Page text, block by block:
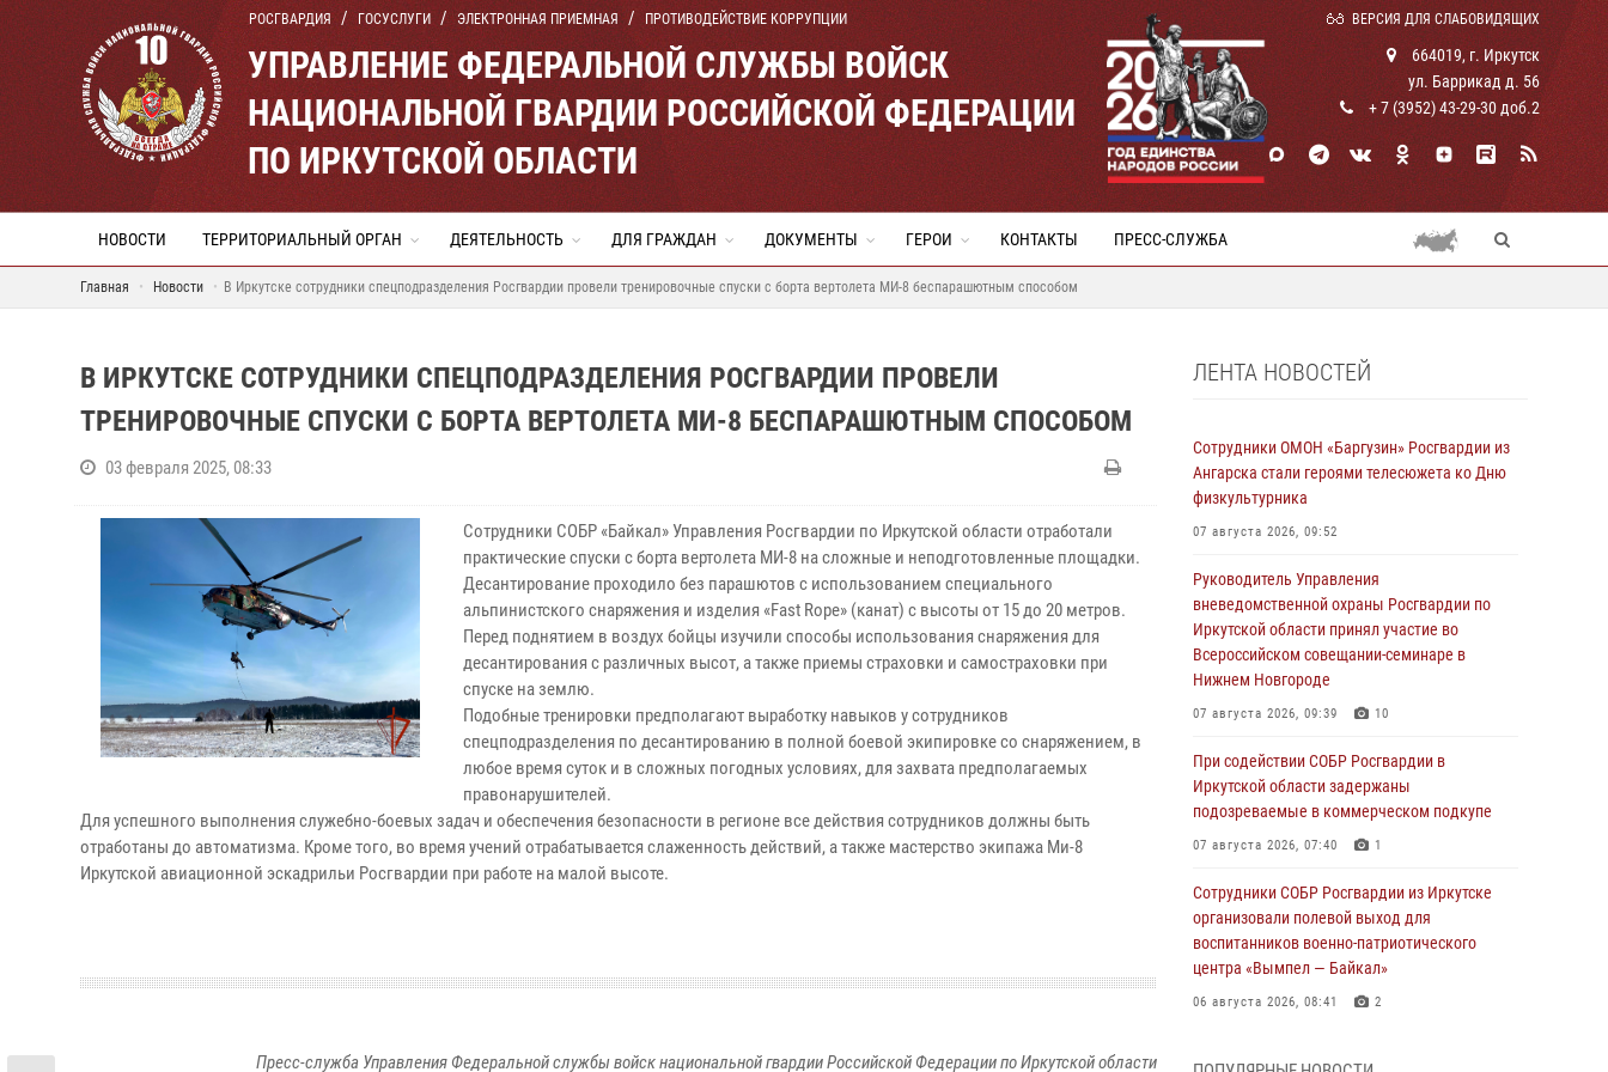
РОСГВАРДИЯ ГОСУСЛУГИ ЭЛЕКТРОННАЯ ПРИЕМНАЯ ПРОТИВОДЕЙСТВИЕ КОРРУПЦИИ ВЕРСИЯ ДЛЯ СЛАБОВИДЯЩИХ
УПРАВЛЕНИЕ ФЕДЕРАЛЬНОЙ СЛУЖБЫ ВОЙСК
НАЦИОНАЛЬНОЙ ГВАРДИИ РОССИЙСКОЙ ФЕДЕРАЦИИ
ПО ИРКУТСКОЙ ОБЛАСТИ
664019, г. Иркутск
ул. Баррикад д. 56
+ 7 (3952) 43-29-30 доб.2
НОВОСТИ ТЕРРИТОРИАЛЬНЫЙ ОРГАН ДЕЯТЕЛЬНОСТЬ ДЛЯ ГРАЖДАН ДОКУМЕНТЫ ГЕРОИ КОНТАКТЫ ПРЕСС-СЛУЖБА
Главная Новости В Иркутске сотрудники спецподразделения Росгвардии провели тренировочные спуски с борта вертолета МИ-8 беспарашютным способом
В ИРКУТСКЕ СОТРУДНИКИ СПЕЦПОДРАЗДЕЛЕНИЯ РОСГВАРДИИ ПРОВЕЛИ
ТРЕНИРОВОЧНЫЕ СПУСКИ С БОРТА ВЕРТОЛЕТА МИ-8 БЕСПАРАШЮТНЫМ СПОСОБОМ
03 февраля 2025, 08:33
Сотрудники СОБР «Байкал» Управления Росгвардии по Иркутской области отработали
практические спуски с борта вертолета МИ-8 на сложные и неподготовленные площадки.
Десантирование проходило без парашютов с использованием специального
альпинистского снаряжения и изделия «Fast Rope» (канат) с высоты от 15 до 20 метров.
Перед поднятием в воздух бойцы изучили способы использования снаряжения для
десантирования с различных высот, а также приемы страховки и самостраховки при
спуске на землю.
Подобные тренировки предполагают выработку навыков у сотрудников
спецподразделения по десантированию в полной боевой экипировке со снаряжением, в
любое время суток и в сложных погодных условиях, для захвата предполагаемых
правонарушителей.
Для успешного выполнения служебно-боевых задач и обеспечения безопасности в регионе все действия сотрудников должны быть
отработаны до автоматизма. Кроме того, во время учений отрабатывается слаженность действий, а также мастерство экипажа Ми-8
Иркутской авиационной эскадрильи Росгвардии при работе на малой высоте.
Пресс-служба Управления Федеральной службы войск национальной гвардии Российской Федерации по Иркутской области
ЛЕНТА НОВОСТЕЙ
Сотрудники ОМОН «Баргузин» Росгвардии из
Ангарска стали героями телесюжета ко Дню
физкультурника
07 августа 2026, 09:52
Руководитель Управления
вневедомственной охраны Росгвардии по
Иркутской области принял участие во
Всероссийском совещании-семинаре в
Нижнем Новгороде
07 августа 2026, 09:39 10
При содействии СОБР Росгвардии в
Иркутской области задержаны
подозреваемые в коммерческом подкупе
07 августа 2026, 07:40 1
Сотрудники СОБР Росгвардии из Иркутске
организовали полевой выход для
воспитанников военно-патриотического
центра «Вымпел — Байкал»
06 августа 2026, 08:41 2